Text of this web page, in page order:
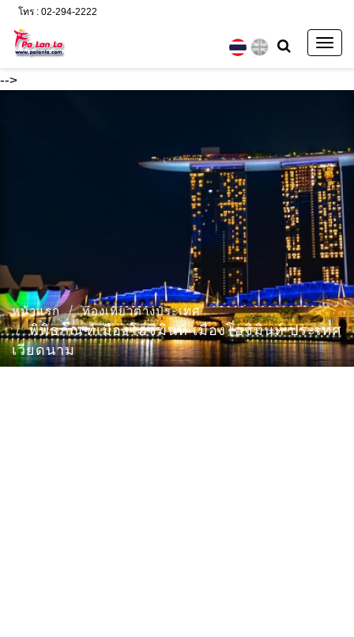
-->
โทร : 02-294-2222
หน้าแรก ท่องเที่ยวต่างประเทศ
พิพิธภัณฑ์เมืองโฮจิมินห์ เมืองโฮจิมินห์ ประเทศ
เวียดนาม